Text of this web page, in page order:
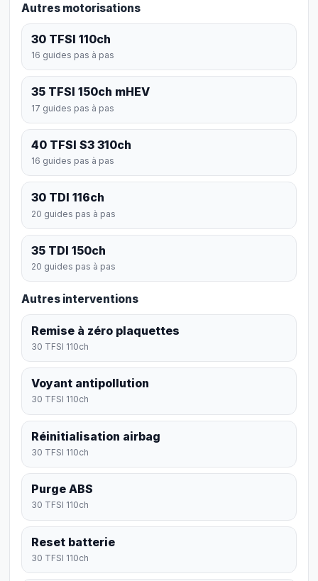
Autres motorisations
30 TFSI 110ch
16 guides pas à pas
35 TFSI 150ch mHEV
17 guides pas à pas
40 TFSI S3 310ch
16 guides pas à pas
30 TDI 116ch
20 guides pas à pas
35 TDI 150ch
20 guides pas à pas
Autres interventions
Remise à zéro plaquettes
30 TFSI 110ch
Voyant antipollution
30 TFSI 110ch
Réinitialisation airbag
30 TFSI 110ch
Purge ABS
30 TFSI 110ch
Reset batterie
30 TFSI 110ch